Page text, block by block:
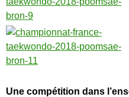
Une compétition dans